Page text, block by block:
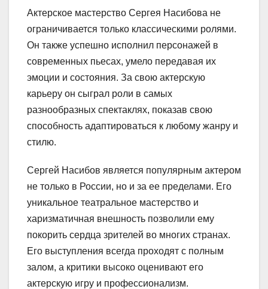
Актерское мастерство Сергея Насибова не
ограничивается только классическими ролями.
Он также успешно исполнил персонажей в
современных пьесах, умело передавая их
эмоции и состояния. За свою актерскую
карьеру он сыграл роли в самых
разнообразных спектаклях, показав свою
способность адаптироваться к любому жанру и
стилю.
Сергей Насибов является популярным актером
не только в России, но и за ее пределами. Его
уникальное театральное мастерство и
харизматичная внешность позволили ему
покорить сердца зрителей во многих странах.
Его выступления всегда проходят с полным
залом, а критики высоко оценивают его
актерскую игру и профессионализм.